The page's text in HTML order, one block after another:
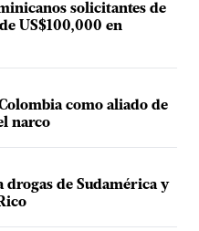
solicitantes de
US$100,000 en
como aliado de
narco
drogas de Sudamérica y